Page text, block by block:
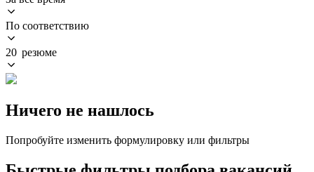
По соответствию
20 резюме
Ничего не нашлось
Попробуйте изменить формулировку или фильтры